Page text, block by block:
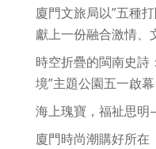
廈門文旅局以”五種
獻上一份融合激情、
時空折疊的閩南史詩
境”主題公園五一啟幕
海上瑰寶，福祉思
廈門時尚潮購好所在